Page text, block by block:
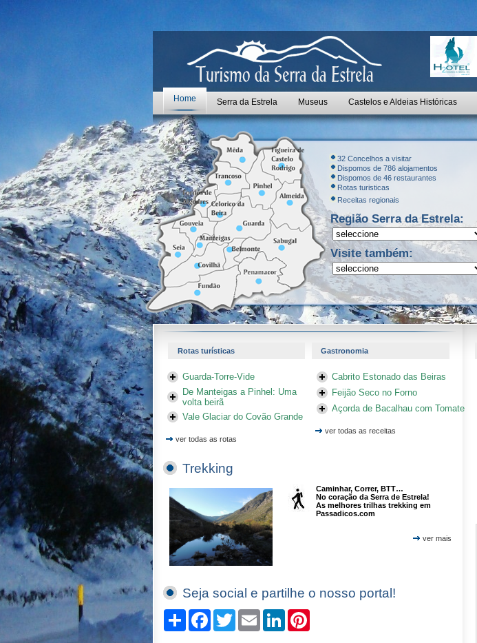
Home Serra da Estrela Museus Castelos e Aldeias Históricas
32 Concelhos a visitar
Dispomos de 786 alojamentos
Dispomos de 46 restaurantes
Rotas turisticas
Receitas regionais
Região Serra da Estrela:
Visite também:
Rotas turísticas Gastronomia
Guarda-Torre-Vide
De Manteigas a Pinhel: Uma
volta beirã
Vale Glaciar do Covão Grande
ver todas as rotas
Cabrito Estonado das Beiras
Feijão Seco no Forno
Açorda de Bacalhau com Tomate
ver todas as receitas
Trekking
Caminhar, Correr, BTT…
No coração da Serra de Estrela!
As melhores trilhas trekking em
Passadicos.com
ver mais
Seja social e partilhe o nosso portal!
CompartilheFacebookTwitter Email LinkedIn